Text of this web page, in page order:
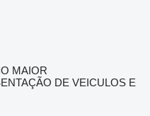
MAIOR
DE VEICULOS E